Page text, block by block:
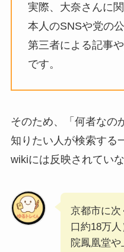
実際、大奈さんに
本人のSNSや党の
第三者による記事
です。
そのため、「何者なの
知りたい人が検索する
wikiには反映されてい
京都市に次
口約18万
院鳳凰堂